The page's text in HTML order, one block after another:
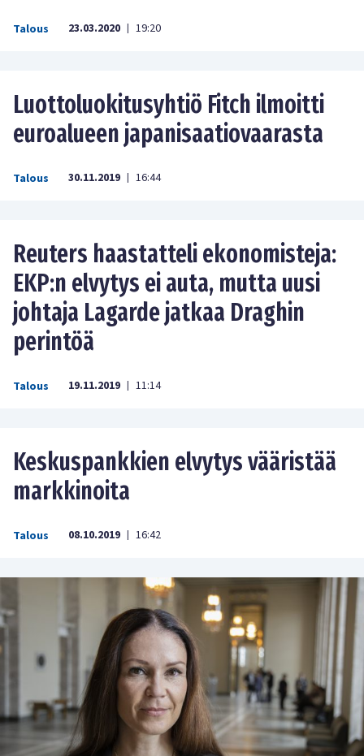
Talous 23.03.2020 | 19:20
Luottoluokitusyhtiö Fitch ilmoitti
euroalueen japanisaatiovaarasta
Talous 30.11.2019 | 16:44
Reuters haastatteli ekonomisteja:
EKP:n elvytys ei auta, mutta uusi
johtaja Lagarde jatkaa Draghin
perintöä
Talous 19.11.2019 | 11:14
Keskuspankkien elvytys vääristää
markkinoita
Talous 08.10.2019 | 16:42